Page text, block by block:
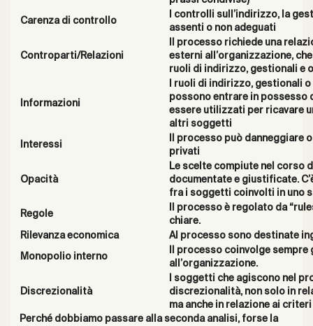
Carenza di controllo
I controlli sull’indirizzo, la
assenti o non adeguati
Controparti/Relazioni
Il processo richiede una
esterni all’organizzazione,
ruoli di indirizzo, gestionali e
Informazioni
I ruoli di indirizzo, gestionali
possono entrare in possesso
essere utilizzati per ricavare
altri soggetti
Interessi
Il processo può danneggiare
privati
Opacità
Le scelte compiute nel corso
documentate e giustificate.
fra i soggetti coinvolti in uno
Regole
Il processo è regolato da
chiare.
Rilevanza economica
Al processo sono destinate
Monopolio interno
Il processo coinvolge
all’organizzazione.
Discrezionalità
I soggetti che agiscono nel
discrezionalità, non solo in
ma anche in relazione ai
Perché dobbiamo passare alla seconda analisi, forse la